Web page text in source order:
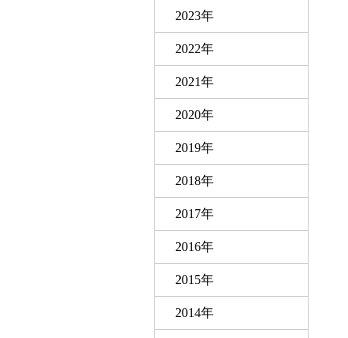
2023年
2022年
2021年
2020年
2019年
2018年
2017年
2016年
2015年
2014年